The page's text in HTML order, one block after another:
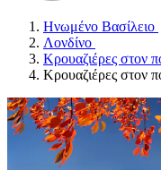
Ηνωμένο Βασίλειο
Λονδίνο
Κρουαζιέρες στον
Κρουαζιέρες στον